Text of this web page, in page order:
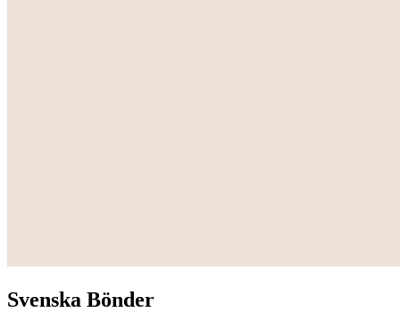
Svenska Bönder